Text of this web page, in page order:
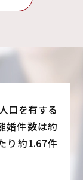
口を有する
婚件数は約
り約1.67件